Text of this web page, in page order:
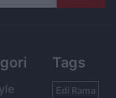
Tags
Edi Rama